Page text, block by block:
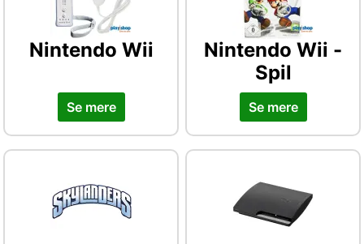
Nintendo Wii
Se mere
Nintendo Wii -
Spil
Se mere